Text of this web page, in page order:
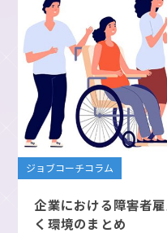
ジョブコーチコラム
企業における障害者
く環境のまとめ